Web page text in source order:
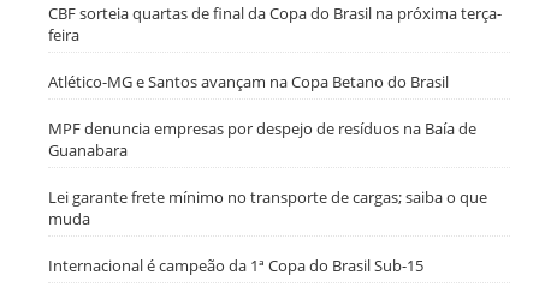
CBF sorteia quartas de final da Copa do Brasil na próxima terça-
feira
Atlético-MG e Santos avançam na Copa Betano do Brasil
MPF denuncia empresas por despejo de resíduos na Baía de
Guanabara
Lei garante frete mínimo no transporte de cargas; saiba o que
muda
Internacional é campeão da 1ª Copa do Brasil Sub-15